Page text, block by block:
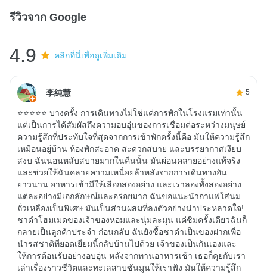
รีวิวจาก Google
4.9 คลิกที่นี่เพื่อดูเพิ่มเติม
李純慧 5
⭐⭐⭐⭐⭐ บางครั้ง การเดินทางไม่ใช่แค่การพักในโรงแรมเท่านั้น
แต่เป็นการได้สัมผัสถึงความอบอุ่นของการเชื่อมต่อระหว่างมนุษย์
ความรู้สึกที่ประทับใจที่สุดจากการเข้าพักครั้งนี้คือ มันให้ความรู้สึก
เหมือนอยู่บ้าน ห้องพักสะอาด สะดวกสบาย และบรรยากาศเงียบ
สงบ ฉันนอนหลับสบายมากในคืนนั้น มันผ่อนคลายอย่างแท้จริง
และช่วยให้ฉันคลายความเหนื่อยล้าหลังจากการเดินทางอัน
ยาวนาน อาหารเช้ามีให้เลือกสองอย่าง และเราลองทั้งสองอย่าง
แต่ละอย่างมีเอกลักษณ์และอร่อยมาก ฉันขอแนะนำกาแฟใส่นม
ถั่วเหลืองเป็นพิเศษ มันเป็นส่วนผสมที่ลงตัวอย่างน่าประหลาดใจ!
ชาดำโฮมเมดของเจ้าของหอมและนุ่มละมุน แค่ชิมครั้งเดียวฉันก็
กลายเป็นลูกค้าประจำ ก่อนกลับ ฉันยังซื้อชาดำเป็นของฝากเพื่อ
นำรสชาติที่ยอดเยี่ยมนี้กลับบ้านไปด้วย เจ้าของเป็นกันเองและ
ให้การต้อนรับอย่างอบอุ่น หลังจากทานอาหารเช้า เธอก็คุยกับเรา
เล่าเรื่องราวชีวิตและทะเลสาบซันมูนให้เราฟัง มันให้ความรู้สึก